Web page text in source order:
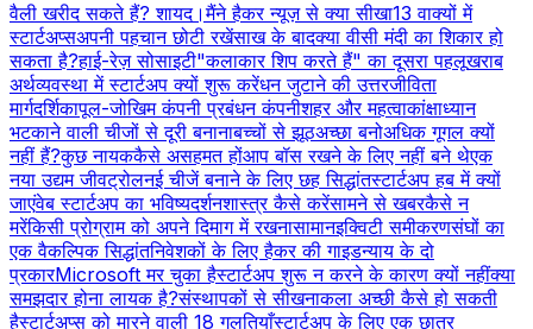
वैली खरीद सकते हैं? शायद।मैंने हैकर न्यूज़ से क्या सीखा13 वाक्यों में
स्टार्टअप्सअपनी पहचान छोटी रखेंसाख के बादक्या वीसी मंदी का शिकार हो
सकता है?हाई-रेज़ सोसाइटी"कलाकार शिप करते हैं" का दूसरा पहलूखराब
अर्थव्यवस्था में स्टार्टअप क्यों शुरू करेंधन जुटाने की उत्तरजीविता
मार्गदर्शिकापूल-जोखिम कंपनी प्रबंधन कंपनीशहर और महत्वाकांक्षाध्यान
भटकाने वाली चीजों से दूरी बनानाबच्चों से झूठअच्छा बनोअधिक गूगल क्यों
नहीं हैं?कुछ नायककैसे असहमत होंआप बॉस रखने के लिए नहीं बने थेएक
नया उद्यम जीवट्रोलनई चीजें बनाने के लिए छह सिद्धांतस्टार्टअप हब में क्यों
जाएंवेब स्टार्टअप का भविष्यदर्शनशास्त्र कैसे करेंसामने से खबरकैसे न
मरेंकिसी प्रोग्राम को अपने दिमाग में रखनासामानइक्विटी समीकरणसंघों का
एक वैकल्पिक सिद्धांतनिवेशकों के लिए हैकर की गाइडन्याय के दो
प्रकारMicrosoft मर चुका हैस्टार्टअप शुरू न करने के कारण क्यों नहींक्या
समझदार होना लायक है?संस्थापकों से सीखनाकला अच्छी कैसे हो सकती
हैस्टार्टअप्स को मारने वाली 18 गलतियाँस्टार्टअप के लिए एक छात्र